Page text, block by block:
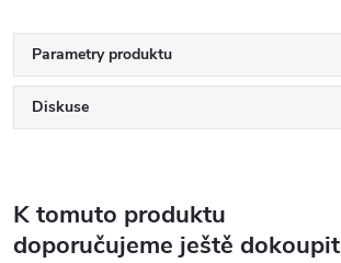
Parametry produktu
Diskuse
K tomuto produktu
doporučujeme ještě dokoupit